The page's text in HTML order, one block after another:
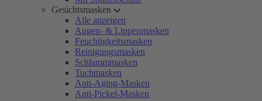
Gesichtsmasken
Alle anzeigen
Augen- & Lippenmasken
Feuchtigkeitsmasken
Reinigungsmasken
Schlammmasken
Tuchmasken
Anti-Aging-Masken
Anti-Pickel-Masken